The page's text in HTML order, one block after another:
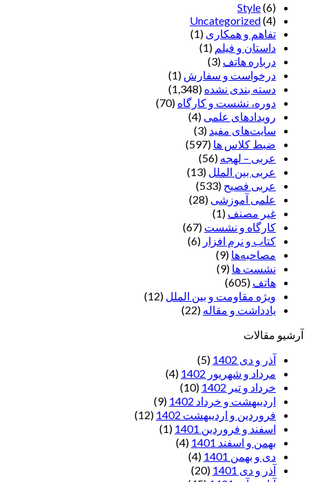
Style(6)
Uncategorized(4)
تفاهم و همکاری (1)
داستان و فیلم (1)
درباره هاتف (3)
درخواست و سفارش (1)
دسته بندی نشده (1,348)
دوره، نشست و کارگاه (70)
رویدادهای علمی (4)
سایت‌های مفید (3)
ضبط کلاس ها (597)
عربی – لهجه (56)
عربی بین الملل (13)
عربی فصیح (533)
علمی آموزشی (28)
غير مصنف (1)
کارگاه و نشست (67)
کتاب و نرم افزار (6)
مصاحبه‌ها (9)
نشست ها (9)
هاتف (605)
ویژه مقاومت و بین الملل (12)
یادداشت‌ و مقاله (22)
آرشیو مقالات
آذر و دی 1402
(5)
مرداد و شهریور 1402
(4)
خرداد و تیر 1402
(10)
اردیبهشت و خرداد 1402
(9)
فروردین و اردیبهشت 1402
(12)
اسفند و فروردین 1401
(1)
بهمن و اسفند 1401
(4)
دی و بهمن 1401
(4)
آذر و دی 1401
(20)